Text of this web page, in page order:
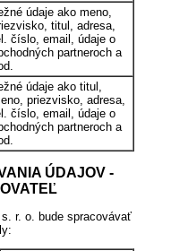
údaje ako meno,
titul, adresa,
číslo, email, údaje o
partneroch a
údaje ako titul,
priezvisko, adresa,
číslo, email, údaje o
partneroch a
ÚDAJOV -
r. o. bude spracovávať